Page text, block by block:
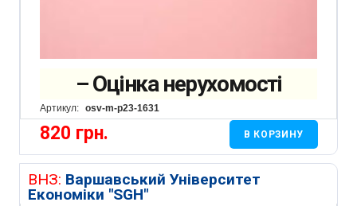
– Оцінка нерухомості
Артикул: osv-m-p23-1631
820 грн. В КОРЗИНУ
ВНЗ: Варшавський Університет
Економіки "SGH"